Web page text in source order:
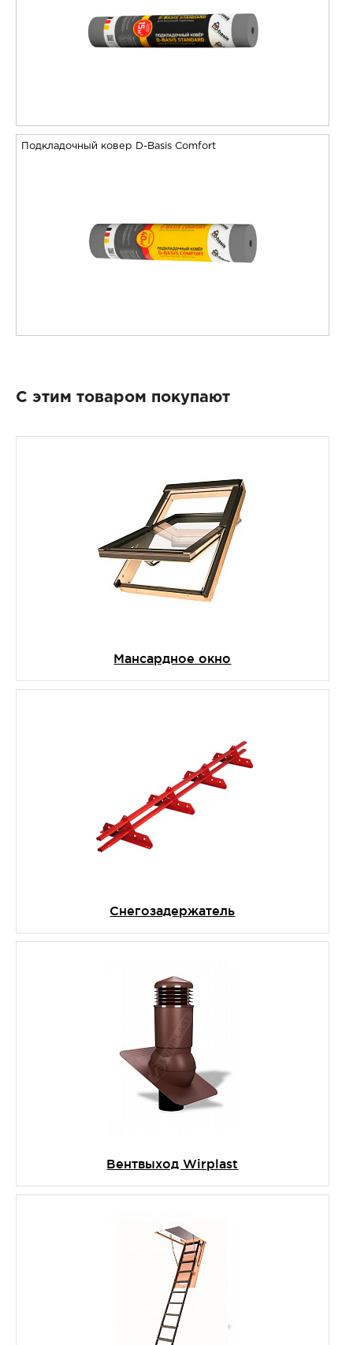
Подкладочный ковер D-Basis Comfort
С этим товаром покупают
Мансардное окно
Снегозадержатель
Вентвыход Wirplast